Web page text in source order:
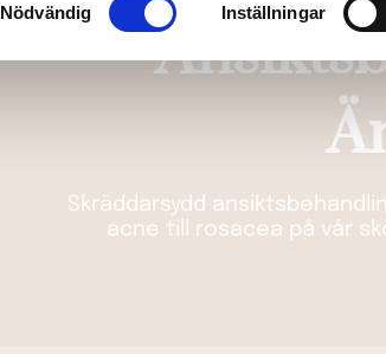
Nödvändig Inställningar
Skräddarsydd
acne till rosacea på vår